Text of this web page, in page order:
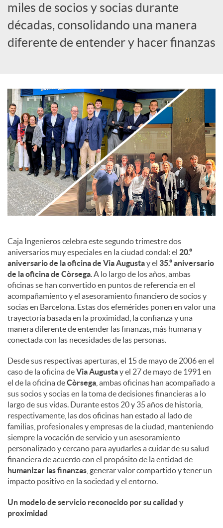
o
r
e
c
o
n
t
e
n
i
d
o
s
miles de socios y socias durante
décadas, consolidando una manera
diferente de entender y hacer finanzas
Caja Ingenieros celebra este segundo trimestre dos
aniversarios muy especiales en la ciudad condal: el 20.º
aniversario de la oficina de Via Augustay el 35.º aniversario
de la oficina de Còrsega. A lo largo de los años, ambas
oficinas se han convertido en puntos de referencia en el
acompañamiento y el asesoramiento financiero de socios y
socias en Barcelona. Estas dos efemérides ponen en valor una
trayectoria basada en la proximidad, la confianza y una
manera diferente de entender las finanzas, más humana y
conectada con las necesidades de las personas.
Desde sus respectivas aperturas, el 15 de mayo de 2006 en el
caso de la oficina deVia Augustay el 27 de mayo de 1991 en
el de la oficina deCòrsega , ambas oficinas han acompañado a
sus socios y socias en la toma de decisiones financieras a lo
largo de sus vidas. Durante estos 20 y 35 años de historia,
respectivamente, las dos oficinas han estado al lado de
familias, profesionales y empresas de la ciudad, manteniendo
siempre la vocación de servicio y un asesoramiento
personalizado y cercano para ayudarles a cuidar de su salud
financiera de acuerdo con el propósito de la entidad de
humanizar las finanzas , generar valor compartido y tener un
impacto positivo en la sociedad y el entorno.
Un modelo de servicio reconocido por su calidad y
proximidad